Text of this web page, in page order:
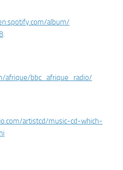
album/
.
afrique/bbc_afrique_radio/
artistcd/music-cd-which-